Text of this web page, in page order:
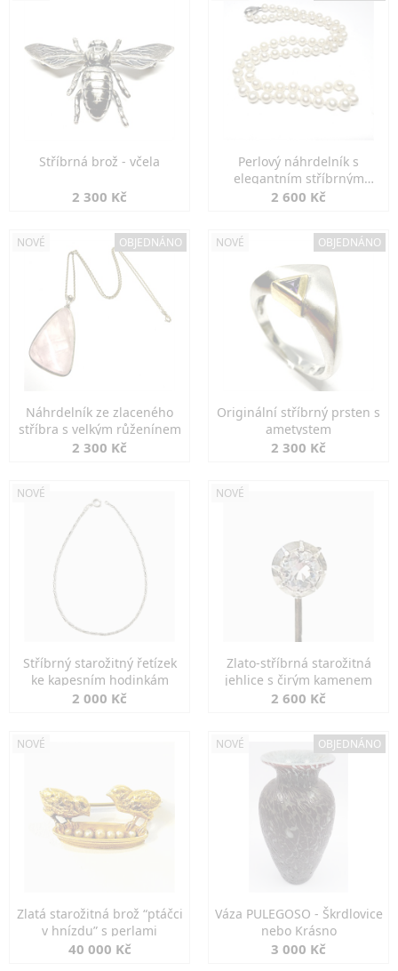
Stříbrná brož - včela
2 300 Kč
Perlový náhrdelník s
elegantním stříbrným
zapínáním
2 600 Kč
NOVÉ OBJEDNÁNO
Náhrdelník ze zlaceného
stříbra s velkým růženínem
2 300 Kč
NOVÉ OBJEDNÁNO
Originální stříbrný prsten s
ametystem
2 300 Kč
NOVÉ
Stříbrný starožitný řetízek
ke kapesním hodinkám
2 000 Kč
NOVÉ
Zlato-stříbrná starožitná
jehlice s čirým kamenem
2 600 Kč
NOVÉ
Zlatá starožitná brož “ptáčci
v hnízdu” s perlami
40 000 Kč
NOVÉ OBJEDNÁNO
Váza PULEGOSO - Škrdlovice
nebo Krásno
3 000 Kč